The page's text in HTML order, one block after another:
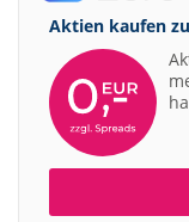
Aktien kaufen zu